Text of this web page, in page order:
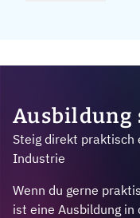
Ausbildung
Steig direkt praktisch
Industrie
Wenn du gerne
ist eine Ausbildung